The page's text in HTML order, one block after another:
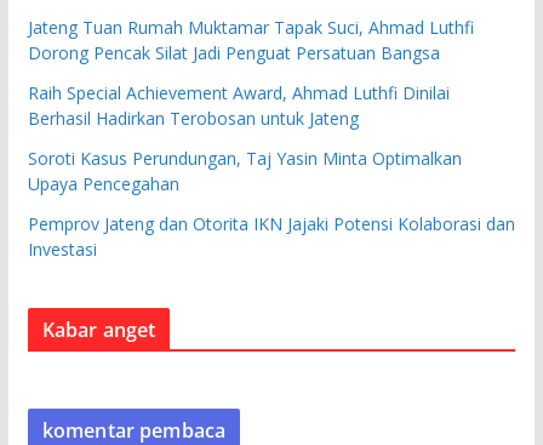
Jateng Tuan Rumah Muktamar Tapak Suci, Ahmad Luthfi
Dorong Pencak Silat Jadi Penguat Persatuan Bangsa
Raih Special Achievement Award, Ahmad Luthfi Dinilai
Berhasil Hadirkan Terobosan untuk Jateng
Soroti Kasus Perundungan, Taj Yasin Minta Optimalkan
Upaya Pencegahan
Pemprov Jateng dan Otorita IKN Jajaki Potensi Kolaborasi dan
Investasi
Kabar anget
komentar pembaca